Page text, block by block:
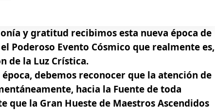
y gratitud recibimos esta nueva época de
Poderoso Evento Cósmico que realmente es,
de la Luz Crística.
debemos reconocer que la atención de
hacia la Fuente de toda
que la Gran Hueste de Maestros Ascendidos